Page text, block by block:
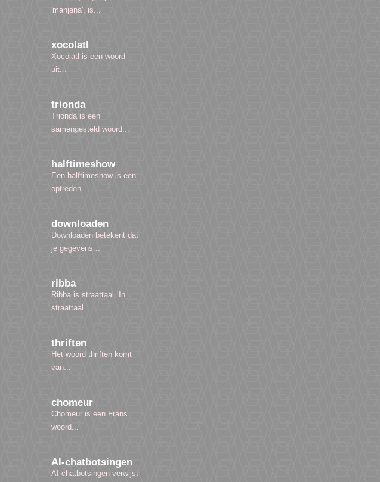
'manjana', is...
xocolatl
Xocolatl is een woord
uit...
trionda
Trionda is een
samengesteld woord...
halftimeshow
Een halftimeshow is een
optreden...
downloaden
Downloaden betekent dat
je gegevens...
ribba
Ribba is straattaal. In
straattaal...
thriften
Het woord thriften komt
van...
chomeur
Chomeur is een Frans
woord...
AI-chatbotsingen
AI-chatbotsingen verwijst